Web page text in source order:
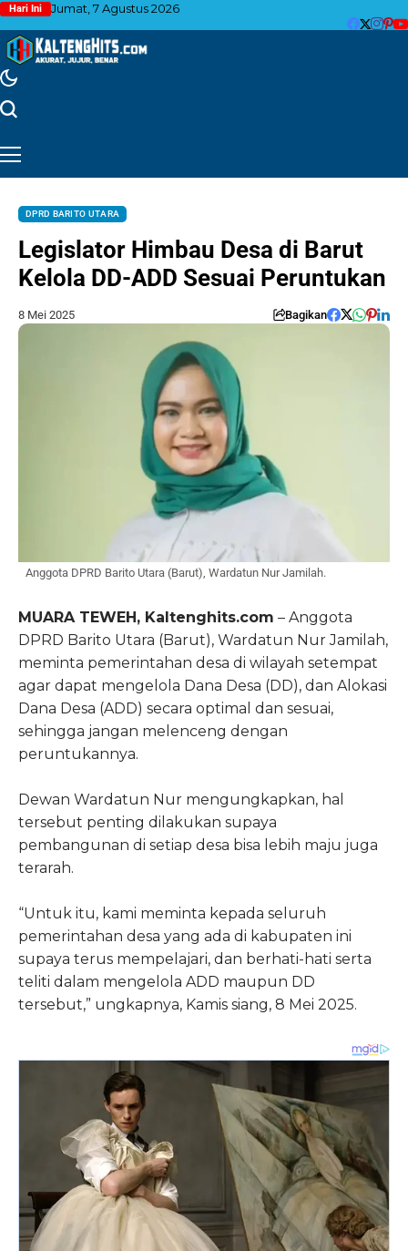
Hari Ini Jumat, 7 Agustus 2026
DPRD BARITO UTARA
Legislator Himbau Desa di Barut
Kelola DD-ADD Sesuai Peruntukan
8 Mei 2025 Bagikan
Anggota DPRD Barito Utara (Barut), Wardatun Nur Jamilah.
MUARA TEWEH, Kaltenghits.com – Anggota
DPRD Barito Utara (Barut), Wardatun Nur Jamilah,
meminta pemerintahan desa di wilayah setempat
agar dapat mengelola Dana Desa (DD), dan Alokasi
Dana Desa (ADD) secara optimal dan sesuai,
sehingga jangan melenceng dengan
peruntukannya.
Dewan Wardatun Nur mengungkapkan, hal
tersebut penting dilakukan supaya
pembangunan di setiap desa bisa lebih maju juga
terarah.
“Untuk itu, kami meminta kepada seluruh
pemerintahan desa yang ada di kabupaten ini
supaya terus mempelajari, dan berhati-hati serta
teliti dalam mengelola ADD maupun DD
tersebut,” ungkapnya, Kamis siang, 8 Mei 2025.